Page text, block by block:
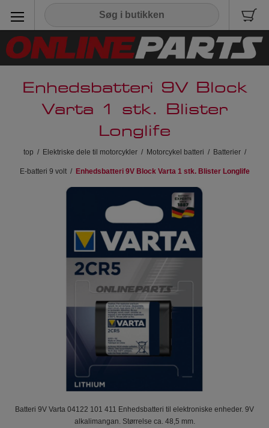
Enhedsbatteri 9V Block
Varta 1 stk. Blister
Longlife
top / Elektriske dele til motorcykler / Motorcykel batteri / Batterier /
E-batteri 9 volt / Enhedsbatteri 9V Block Varta 1 stk. Blister Longlife
Batteri 9V Varta 04122 101 411 Enhedsbatteri til elektroniske enheder. 9V
alkalimangan. Størrelse ca. 48,5 mm.